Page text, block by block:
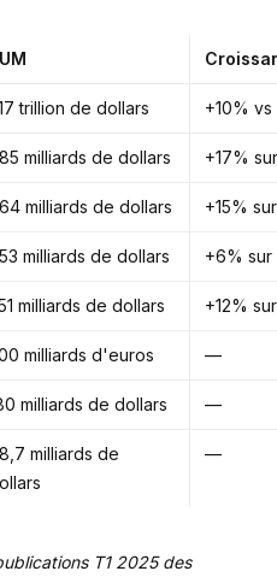
trillion de dollars +10%
milliards de dollars +17%
milliards de dollars +15%
milliards de dollars +6% sur
milliards de dollars +12%
milliards d'euros —
milliards de dollars —
milliards de
—
T1 2025 des